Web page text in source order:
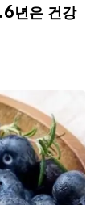
년은 건강